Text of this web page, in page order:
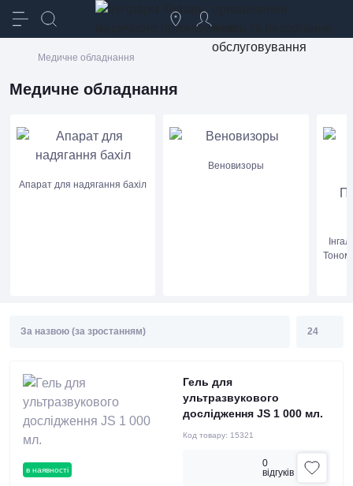
якість та бездоганне
обслуговування
Медичне обладнання
Медичне обладнання
Апарат для надягання бахіл
Веновизоры
в наявності
Гель для
ультразвукового
дослідження JS 1 000 мл.
Код товару: 15321
0
вiдгукiв